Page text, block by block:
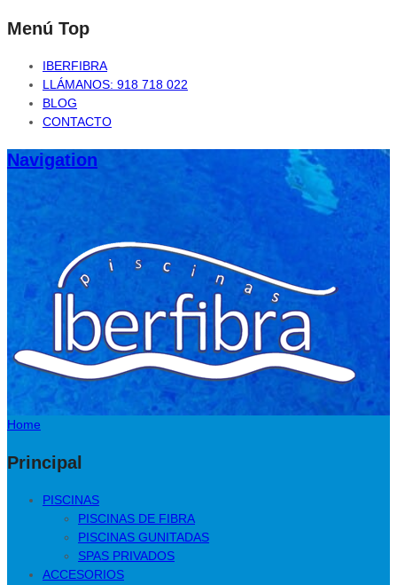
Menú Top
IBERFIBRA
LLÁMANOS: 918 718 022
BLOG
CONTACTO
Navigation
Home
Principal
PISCINAS
PISCINAS DE FIBRA
PISCINAS GUNITADAS
SPAS PRIVADOS
ACCESORIOS